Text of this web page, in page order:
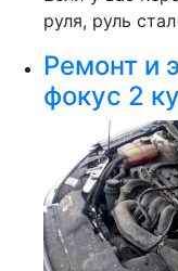
руля, руль
Ремонт и
фокус 2